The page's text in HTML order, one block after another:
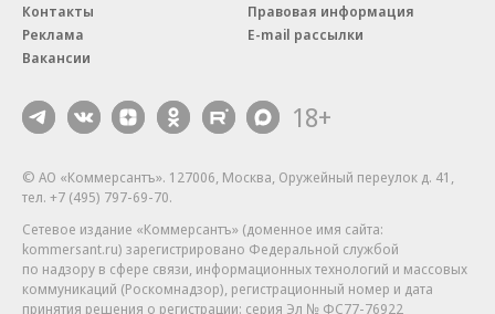
Контакты
Реклама
Вакансии
Правовая информация
E-mail рассылки
18+
© АО «Коммерсантъ». 127006, Москва, Оружейный переулок д. 41,
тел. +7 (495) 797-69-70.
Сетевое издание «Коммерсантъ» (доменное имя сайта:
kommersant.ru) зарегистрировано Федеральной службой
по надзору в сфере связи, информационных технологий и массовых
коммуникаций (Роскомнадзор), регистрационный номер и дата
принятия решения о регистрации: серия Эл № ФС77-76922